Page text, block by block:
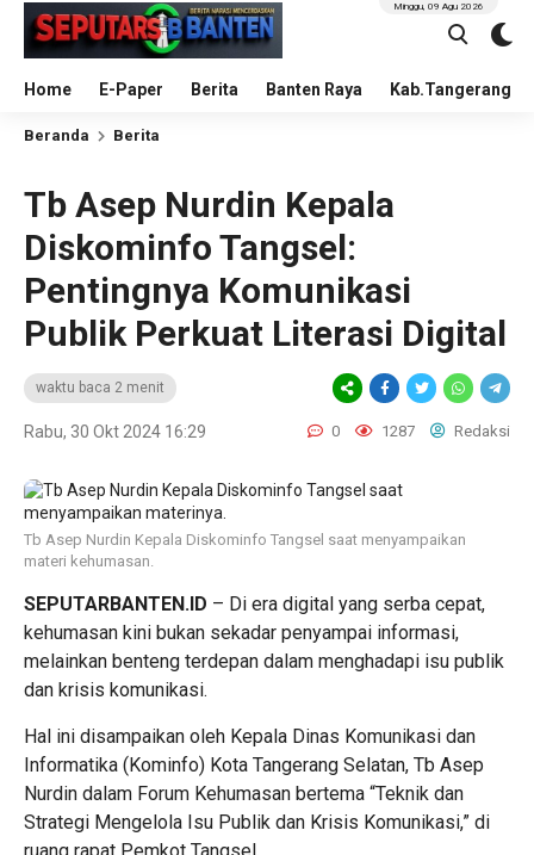
Home E-Paper Berita Banten Raya Kab.Tangerang
Minggu, 09 Agu 2026
Beranda Berita
Tb Asep Nurdin Kepala
Diskominfo Tangsel:
Pentingnya Komunikasi
Publik Perkuat Literasi Digital
waktu baca 2 menit
Rabu, 30 Okt 2024 16:29 0 1287 Redaksi
Tb Asep Nurdin Kepala Diskominfo Tangsel saat menyampaikan
materi kehumasan.
SEPUTARBANTEN.ID – Di era digital yang serba cepat,
kehumasan kini bukan sekadar penyampai informasi,
melainkan benteng terdepan dalam menghadapi isu publik
dan krisis komunikasi.
Hal ini disampaikan oleh Kepala Dinas Komunikasi dan
Informatika (Kominfo) Kota Tangerang Selatan, Tb Asep
Nurdin dalam Forum Kehumasan bertema “Teknik dan
Strategi Mengelola Isu Publik dan Krisis Komunikasi,” di